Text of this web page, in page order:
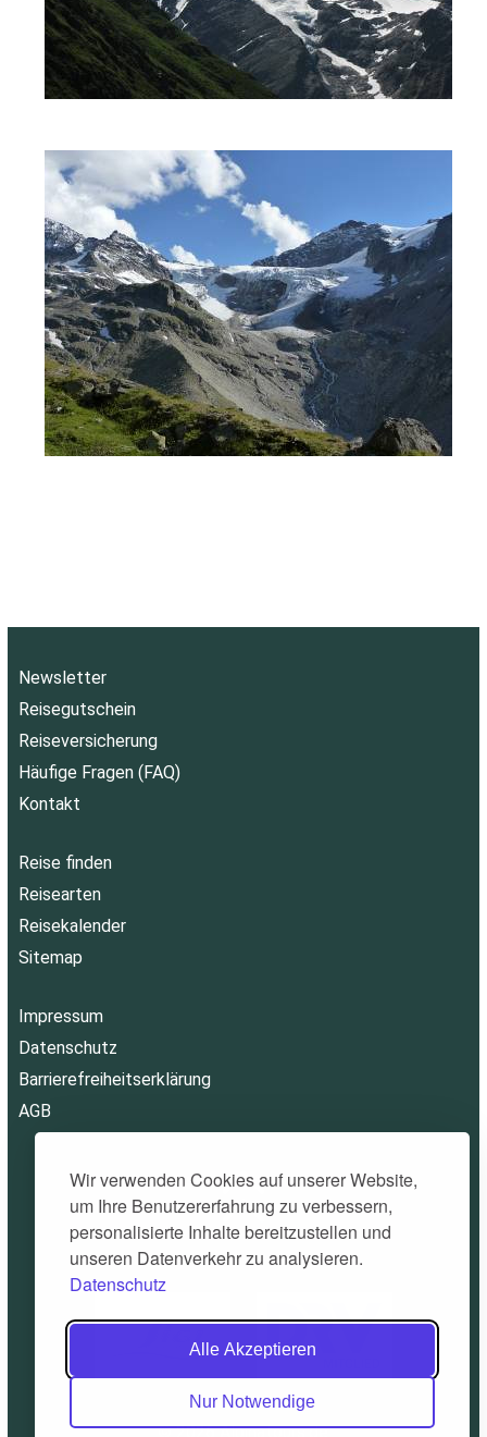
Wir verwenden Cookies auf unserer Website,
um Ihre Benutzererfahrung zu verbessern,
personalisierte Inhalte bereitzustellen und
unseren Datenverkehr zu analysieren.
Datenschutz
Alle Akzeptieren
Nur Notwendige
Newsletter
Reisegutschein
Reiseversicherung
Häufige Fragen (FAQ)
Kontakt
Reise finden
Reisearten
Reisekalender
Sitemap
Impressum
Datenschutz
Barrierefreiheitserklärung
AGB
© 2026 Alpinatours.de